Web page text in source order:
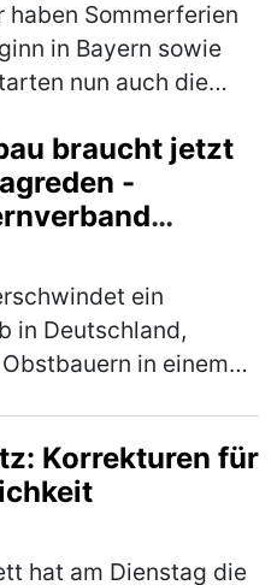
Sommerferien
in Bayern sowie
nun auch die
sein…(mehr)
braucht jetzt
-
der
ein
in Deutschland,
in einem
Korrekturen für
hat am Dienstag die